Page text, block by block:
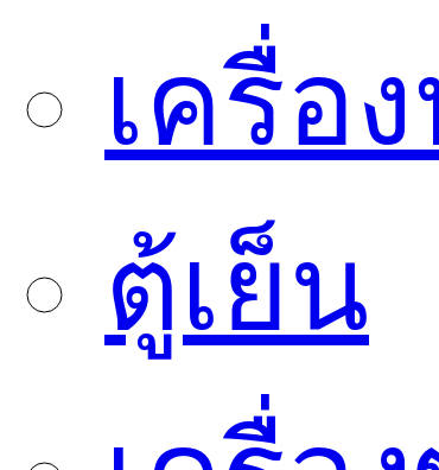
เครื่อ
ตู้เย็น